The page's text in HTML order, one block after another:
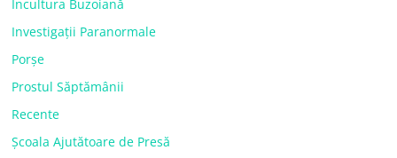
Incultura Buzoiană
Investigații Paranormale
Porșe
Prostul Săptămânii
Recente
Școala Ajutătoare de Presă